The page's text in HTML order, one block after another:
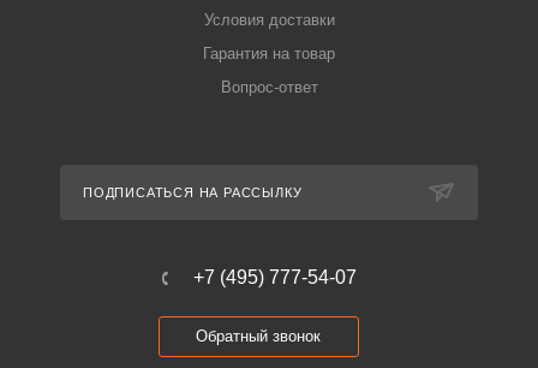
Условия доставки
Гарантия на товар
Вопрос-ответ
ПОДПИСАТЬСЯ НА РАССЫЛКУ
+7 (495) 777-54-07
Обратный звонок